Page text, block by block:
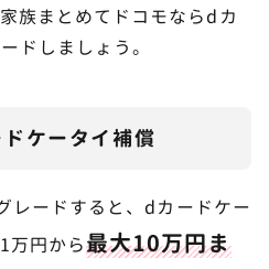
族まとめてドコモならdカ
ドしましょう。
ケータイ補償
レードすると、dカードケー
万円から最大10万円ま